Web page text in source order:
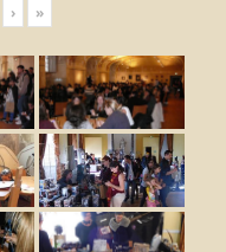
› »